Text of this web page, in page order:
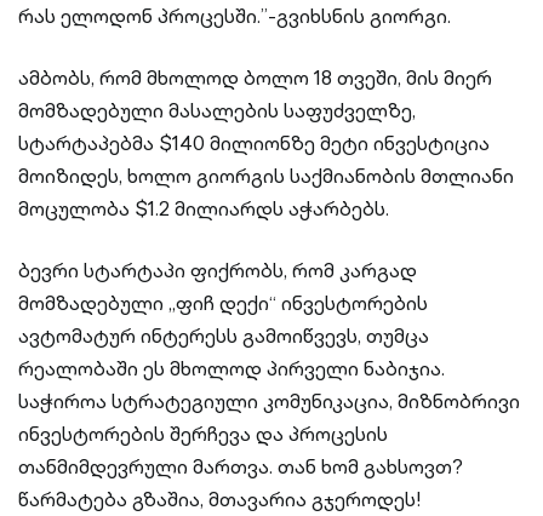
რას ელოდონ პროცესში.”-გვიხსნის გიორგი.
ამბობს, რომ მხოლოდ ბოლო 18 თვეში, მის მიერ
მომზადებული მასალების საფუძველზე,
სტარტაპებმა $140 მილიონზე მეტი ინვესტიცია
მოიზიდეს, ხოლო გიორგის საქმიანობის მთლიანი
მოცულობა $1.2 მილიარდს აჭარბებს.
ბევრი სტარტაპი ფიქრობს, რომ კარგად
მომზადებული „ფიჩ დექი“ ინვესტორების
ავტომატურ ინტერესს გამოიწვევს, თუმცა
რეალობაში ეს მხოლოდ პირველი ნაბიჯია.
საჭიროა სტრატეგიული კომუნიკაცია, მიზნობრივი
ინვესტორების შერჩევა და პროცესის
თანმიმდევრული მართვა. თან ხომ გახსოვთ?
წარმატება გზაშია, მთავარია გჯეროდეს!